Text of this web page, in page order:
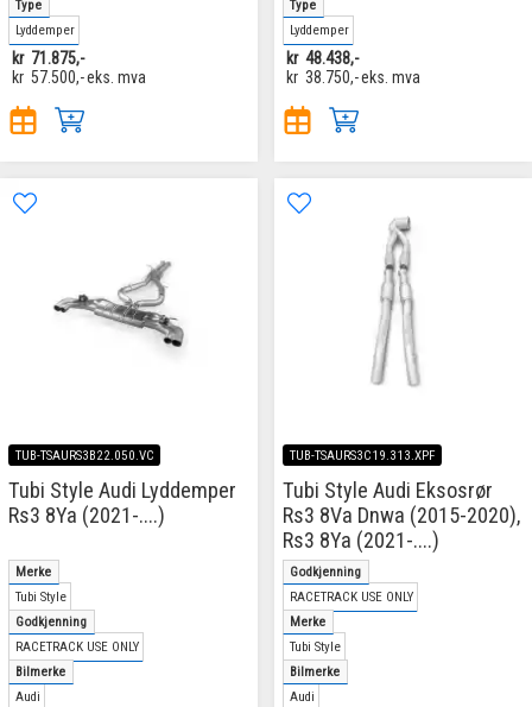
Type
Lyddemper
kr 71.875,-
kr 57.500,-eks. mva
Type
Lyddemper
kr 48.438,-
kr 38.750,-eks. mva
TUB-TSAURS3B22.050.VC
Tubi Style Audi Lyddemper
Rs3 8Ya (2021-....)
Merke
Tubi Style
Godkjenning
RACETRACK USE ONLY
Bilmerke
Audi
TUB-TSAURS3C19.313.XPF
Tubi Style Audi Eksosrør
Rs3 8Va Dnwa (2015-2020),
Rs3 8Ya (2021-....)
Godkjenning
RACETRACK USE ONLY
Merke
Tubi Style
Bilmerke
Audi